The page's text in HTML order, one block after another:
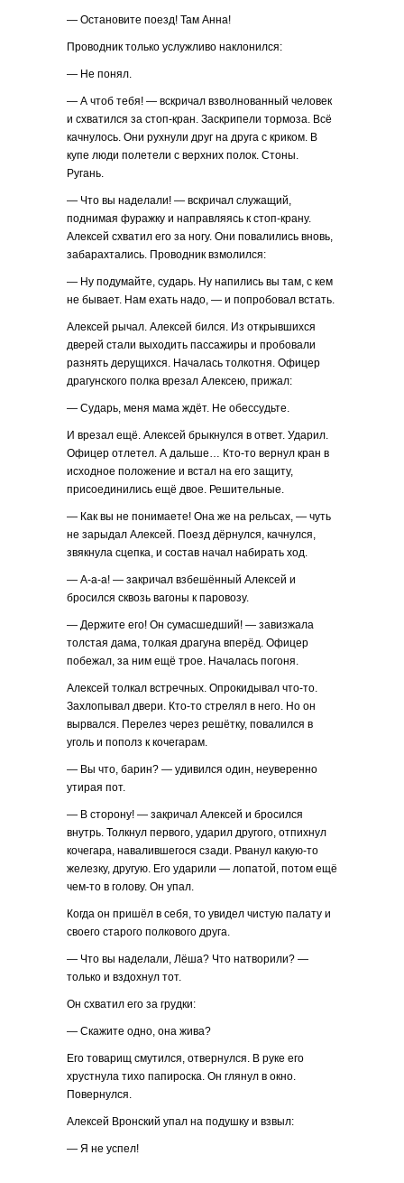
— Остановите поезд! Там Анна!
Проводник только услужливо наклонился:
— Не понял.
— А чтоб тебя! — вскричал взволнованный человек
и схватился за стоп-кран. Заскрипели тормоза. Всё
качнулось. Они рухнули друг на друга с криком. В
купе люди полетели с верхних полок. Стоны.
Ругань.
— Что вы наделали! — вскричал служащий,
поднимая фуражку и направляясь к стоп-крану.
Алексей схватил его за ногу. Они повалились вновь,
забарахтались. Проводник взмолился:
— Ну подумайте, сударь. Ну напились вы там, с кем
не бывает. Нам ехать надо, — и попробовал встать.
Алексей рычал. Алексей бился. Из открывшихся
дверей стали выходить пассажиры и пробовали
разнять дерущихся. Началась толкотня. Офицер
драгунского полка врезал Алексею, прижал:
— Сударь, меня мама ждёт. Не обессудьте.
И врезал ещё. Алексей брыкнулся в ответ. Ударил.
Офицер отлетел. А дальше… Кто-то вернул кран в
исходное положение и встал на его защиту,
присоединились ещё двое. Решительные.
— Как вы не понимаете! Она же на рельсах, — чуть
не зарыдал Алексей. Поезд дёрнулся, качнулся,
звякнула сцепка, и состав начал набирать ход.
— А-а-а! — закричал взбешённый Алексей и
бросился сквозь вагоны к паровозу.
— Держите его! Он сумасшедший! — завизжала
толстая дама, толкая драгуна вперёд. Офицер
побежал, за ним ещё трое. Началась погоня.
Алексей толкал встречных. Опрокидывал что-то.
Захлопывал двери. Кто-то стрелял в него. Но он
вырвался. Перелез через решётку, повалился в
уголь и пополз к кочегарам.
— Вы что, барин? — удивился один, неуверенно
утирая пот.
— В сторону! — закричал Алексей и бросился
внутрь. Толкнул первого, ударил другого, отпихнул
кочегара, навалившегося сзади. Рванул какую-то
железку, другую. Его ударили — лопатой, потом ещё
чем-то в голову. Он упал.
Когда он пришёл в себя, то увидел чистую палату и
своего старого полкового друга.
— Что вы наделали, Лёша? Что натворили? —
только и вздохнул тот.
Он схватил его за грудки:
— Скажите одно, она жива?
Его товарищ смутился, отвернулся. В руке его
хрустнула тихо папироска. Он глянул в окно.
Повернулся.
Алексей Вронский упал на подушку и взвыл:
— Я не успел!